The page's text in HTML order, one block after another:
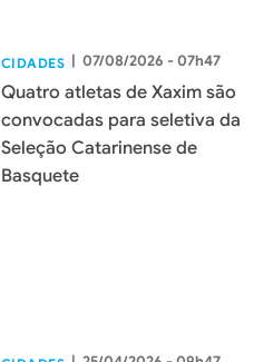
CIDADES | 07/08/2026 - 07h47
Quatro atletas de Xaxim são
convocadas para seletiva da
Seleção Catarinense de
Basquete